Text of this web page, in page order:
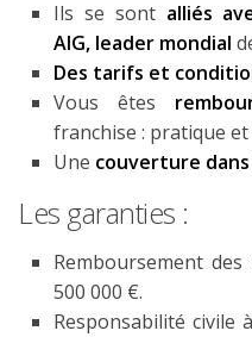
Ils se sont alliés
AIG, leader mondial
Des tarifs et
Vous êtes
franchise : pratique et
Une couverture
Les garanties :
Remboursement
500 000 €.
Responsabilité civile